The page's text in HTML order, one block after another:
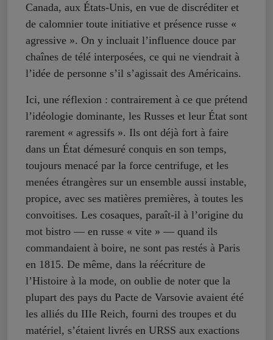
Canada, aux États-Unis, en vue de discréditer et
de calomnier toute initiative et présence russe «
agressive ». On y incluait l’influence douce par
chaînes de télé interposées, ce qui ne viendrait à
l’idée de personne s’il s’agissait des Américains.
Ici, une réflexion : contrairement à ce que prétend
l’idéologie dominante, les Russes et leur État sont
rarement « agressifs ». Ils ont déjà fort à faire
dans un État démesuré conquis en son temps,
toujours menacé par la force centrifuge, et les
menées étrangères sur un ensemble aussi instable,
propice, avec ses matières premières, à toutes les
convoitises. Les cosaques, paraît-il à l’origine du
mot bistro — en russe « vite » — quand ils
commandaient à boire, ne sont pas restés à Paris
en 1815. De même, dans la réécriture de
l’Histoire à la mode, on oublie de noter que la
plupart des pays du Pacte de Varsovie avaient été
les alliés du IIIe Reich, fourni des troupes et du
matériel, s’étaient livrés en URSS aux exactions